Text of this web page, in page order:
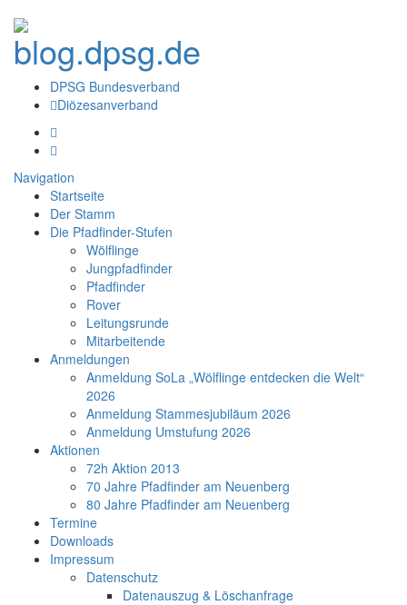
DPSG Bundesverband
Diözesanverband
Navigation
Startseite
Der Stamm
Die Pfadfinder-Stufen
Wölflinge
Jungpfadfinder
Pfadfinder
Rover
Leitungsrunde
Mitarbeitende
Anmeldungen
Anmeldung SoLa „Wölflinge entdecken die Welt“
2026
Anmeldung Stammesjubiläum 2026
Anmeldung Umstufung 2026
Aktionen
72h Aktion 2013
70 Jahre Pfadfinder am Neuenberg
80 Jahre Pfadfinder am Neuenberg
Termine
Downloads
Impressum
Datenschutz
Datenauszug & Löschanfrage